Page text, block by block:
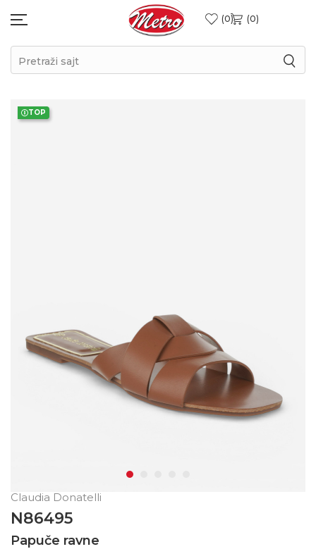
0 0
Pretraži sajt
TOP
Claudia Donatelli
N86495
Papuče ravne